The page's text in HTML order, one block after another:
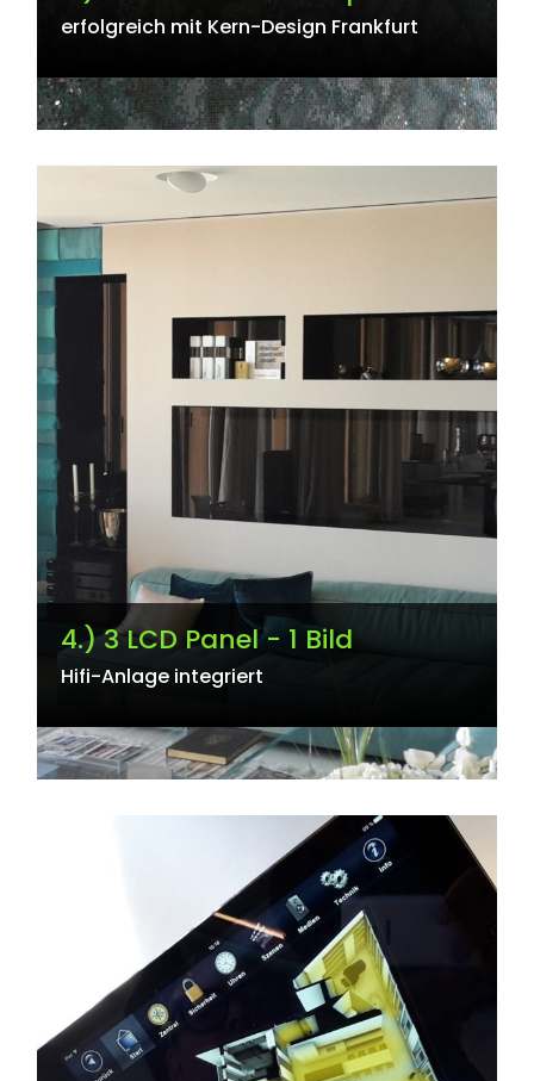
erfolgreich mit Kern-Design Frankfurt
4.) 3 LCD Panel - 1 Bild
Hifi-Anlage integriert